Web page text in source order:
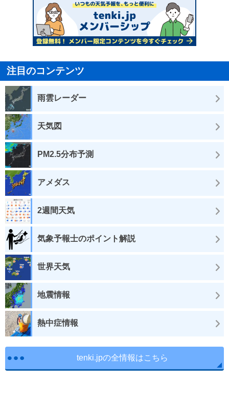
注目のコンテンツ
雨雲レーダー
天気図
PM2.5分布予測
アメダス
2週間天気
気象予報士のポイント解説
世界天気
地震情報
熱中症情報
tenki.jpの全情報はこちら